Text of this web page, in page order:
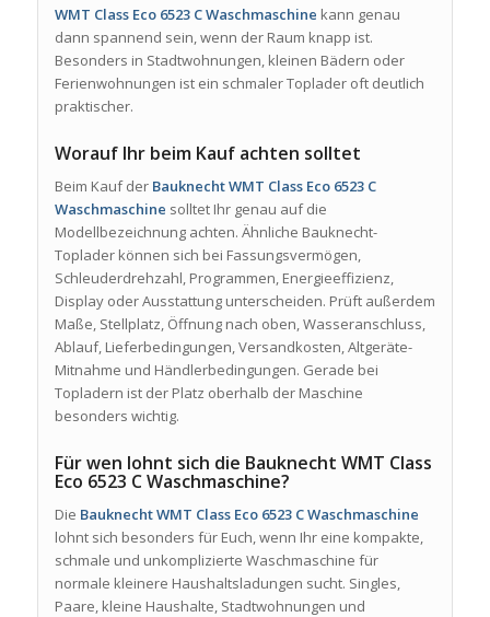
WMT Class Eco 6523 C Waschmaschine kann genau
dann spannend sein, wenn der Raum knapp ist.
Besonders in Stadtwohnungen, kleinen Bädern oder
Ferienwohnungen ist ein schmaler Toplader oft deutlich
praktischer.
Worauf Ihr beim Kauf achten solltet
Beim Kauf der Bauknecht WMT Class Eco 6523 C
Waschmaschine solltet Ihr genau auf die
Modellbezeichnung achten. Ähnliche Bauknecht-
Toplader können sich bei Fassungsvermögen,
Schleuderdrehzahl, Programmen, Energieeffizienz,
Display oder Ausstattung unterscheiden. Prüft außerdem
Maße, Stellplatz, Öffnung nach oben, Wasseranschluss,
Ablauf, Lieferbedingungen, Versandkosten, Altgeräte-
Mitnahme und Händlerbedingungen. Gerade bei
Topladern ist der Platz oberhalb der Maschine
besonders wichtig.
Für wen lohnt sich die Bauknecht WMT Class
Eco 6523 C Waschmaschine?
Die Bauknecht WMT Class Eco 6523 C Waschmaschine
lohnt sich besonders für Euch, wenn Ihr eine kompakte,
schmale und unkomplizierte Waschmaschine für
normale kleinere Haushaltsladungen sucht. Singles,
Paare, kleine Haushalte, Stadtwohnungen und